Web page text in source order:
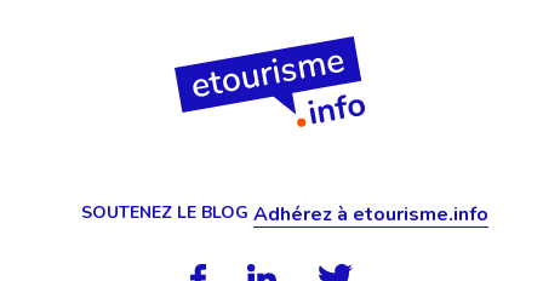
SOUTENEZ LE BLOG Adhérez à etourisme.info